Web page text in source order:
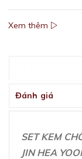
Xem thêm
Đánh giá
SET KEM
JIN HEA